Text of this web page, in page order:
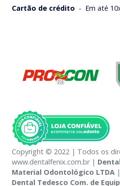
Cartão de crédito - Em até
Copyright © 2022 | Todos os
www.dentalfenix.com.br |
Material Odontológico LTDA |
Dental Tedesco Com. de